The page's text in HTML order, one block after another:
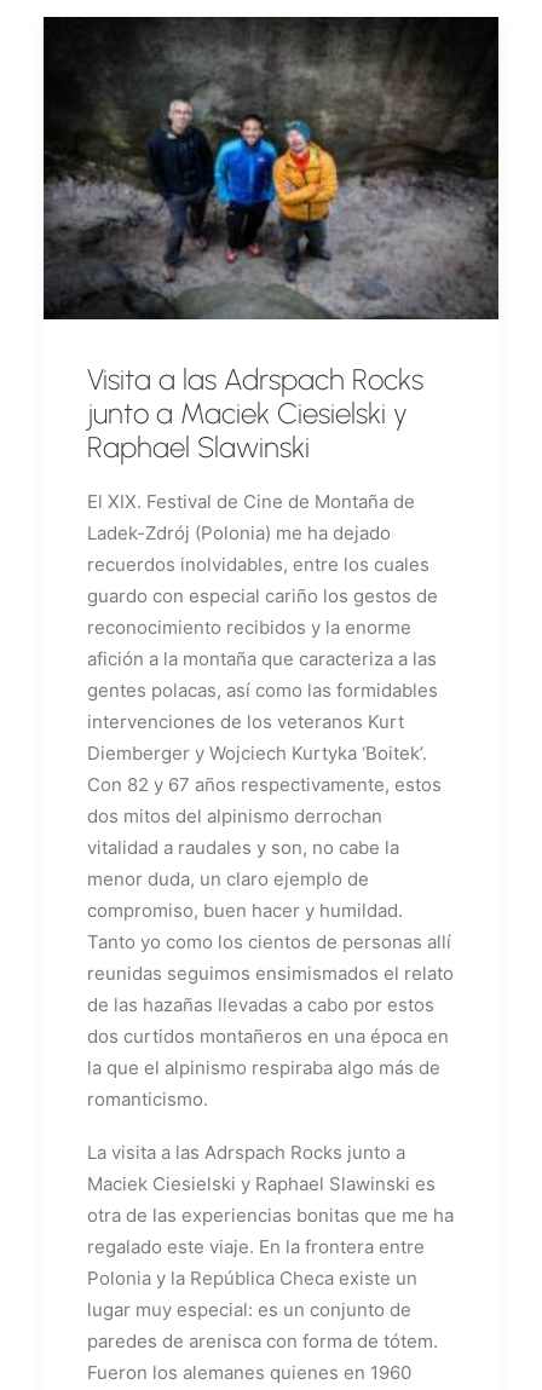
Visita a las Adrspach Rocks
junto a Maciek Ciesielski y
Raphael Slawinski
El XIX. Festival de Cine de Montaña de
Ladek-Zdrój (Polonia) me ha dejado
recuerdos inolvidables, entre los cuales
guardo con especial cariño los gestos de
reconocimiento recibidos y la enorme
afición a la montaña que caracteriza a las
gentes polacas, así como las formidables
intervenciones de los veteranos Kurt
Diemberger y Wojciech Kurtyka ‘Boitek’.
Con 82 y 67 años respectivamente, estos
dos mitos del alpinismo derrochan
vitalidad a raudales y son, no cabe la
menor duda, un claro ejemplo de
compromiso, buen hacer y humildad.
Tanto yo como los cientos de personas allí
reunidas seguimos ensimismados el relato
de las hazañas llevadas a cabo por estos
dos curtidos montañeros en una época en
la que el alpinismo respiraba algo más de
romanticismo.
La visita a las Adrspach Rocks junto a
Maciek Ciesielski y Raphael Slawinski es
otra de las experiencias bonitas que me ha
regalado este viaje. En la frontera entre
Polonia y la República Checa existe un
lugar muy especial: es un conjunto de
paredes de arenisca con forma de tótem.
Fueron los alemanes quienes en 1960